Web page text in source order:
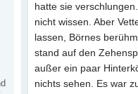
hatte sie
nicht wissen. Aber
lassen, Börnes
stand auf den
außer ein paar
nichts sehen. Es war